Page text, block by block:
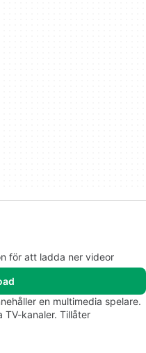
för att ladda ner videor
en multimedia spelare.
kanaler. Tillåter